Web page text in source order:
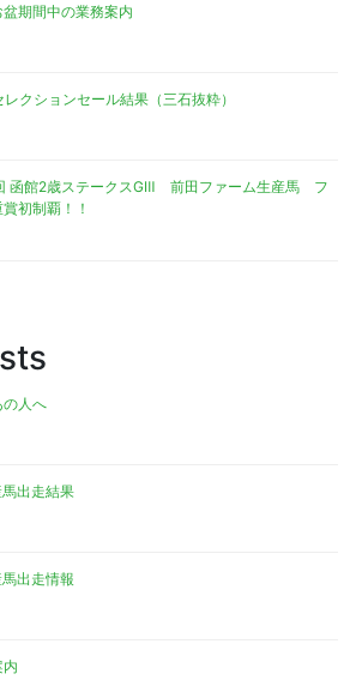
盆期間中の業務案内
レクションセール結果（三石抜粋）
函館2歳ステークスGⅢ 前田ファーム生産馬 フ
初制覇！！
の人へ
出走結果
出走情報